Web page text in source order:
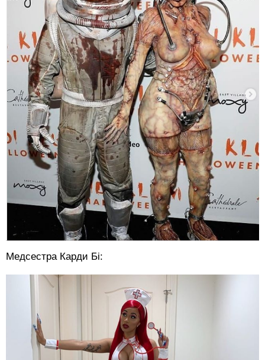
Медсестра Карди Бі: